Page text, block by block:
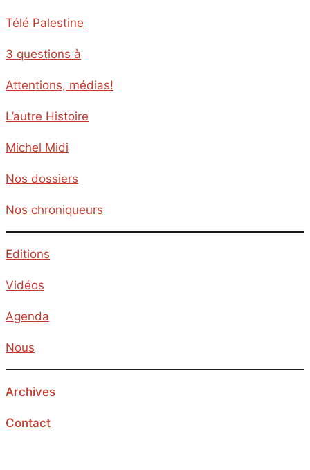
Télé Palestine
3 questions à
Attentions, médias!
L’autre Histoire
Michel Midi
Nos dossiers
Nos chroniqueurs
Editions
Vidéos
Agenda
Nous
Archives
Contact